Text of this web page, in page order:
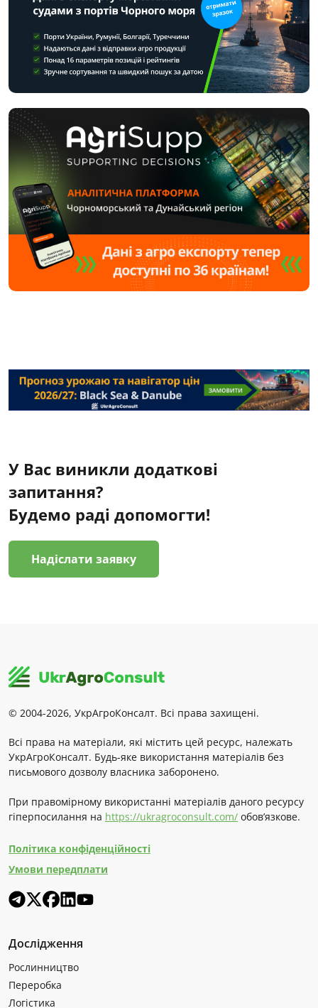
У Вас виникли додаткові
запитання?
Будемо раді допомогти!
Надіслати заявку
© 2004-2026, УкрАгроКонсалт. Всі права захищені.
Всі права на матеріали, які містить цей ресурс, належать
УкрАгроКонсалт. Будь-яке використання матеріалів без
письмового дозволу власника заборонено.
При правомірному використанні матеріалів даного ресурсу
гіперпосилання на https://ukragroconsult.com/ обов’язкове.
Політика конфіденційності
Умови передплати
Дослідження
Рослинництво
Переробка
Логістика